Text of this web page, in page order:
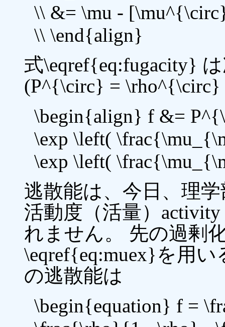
\\ &= \mu -
\\ \end{align}
式\eqref{eq:fugacity}
(P^{\circ} =
\begin{align} f &=
\exp \left(
\exp \left(
逃散能は、今日、理
活動度（活量）
れません。 先の過剰
\eqref{eq:muex}を用
の逃散能は
\begin{equation} f =